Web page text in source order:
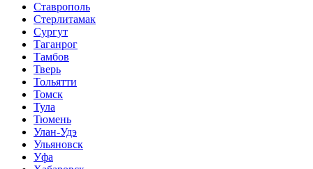
Ставрополь
Стерлитамак
Сургут
Таганрог
Тамбов
Тверь
Тольятти
Томск
Тула
Тюмень
Улан-Удэ
Ульяновск
Уфа